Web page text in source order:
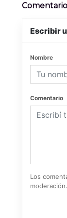
Escribir
Nombre
Comentario
Los
moderación.